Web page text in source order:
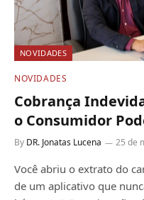
NOVIDADES
NOVIDADES
Cobrança
o Consumidor
By DR. Jonatas Lucena 25 de
Você abriu o extrato do
de um aplicativo que